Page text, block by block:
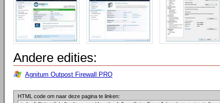
Andere edities:
Agnitum Outpost Firewall PRO
HTML code om naar deze pagina te linken: